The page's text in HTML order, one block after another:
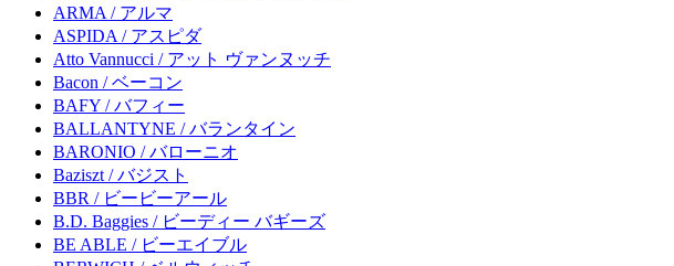
ARMA / アルマ
ASPIDA / アスピダ
Atto Vannucci / アット ヴァンヌッチ
Bacon / ベーコン
BAFY / バフィー
BALLANTYNE / バランタイン
BARONIO / バローニオ
Baziszt / バジスト
BBR / ビービーアール
B.D. Baggies / ビーディー バギーズ
BE ABLE / ビーエイブル